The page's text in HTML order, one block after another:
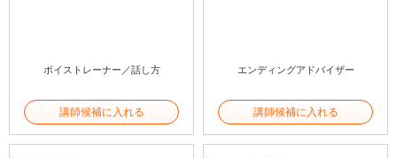
ボイストレーナー／話し方
講師候補に入れる
エンディングアドバイザー
講師候補に入れる